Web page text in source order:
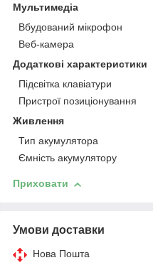
Мультимедіа
Вбудований мікрофон
Веб-камера
Додаткові характеристики
Підсвітка клавіатури
Пристрої позиціонування
Живлення
Тип акумулятора
Ємність акумулятору
Приховати
Умови доставки
Нова Пошта